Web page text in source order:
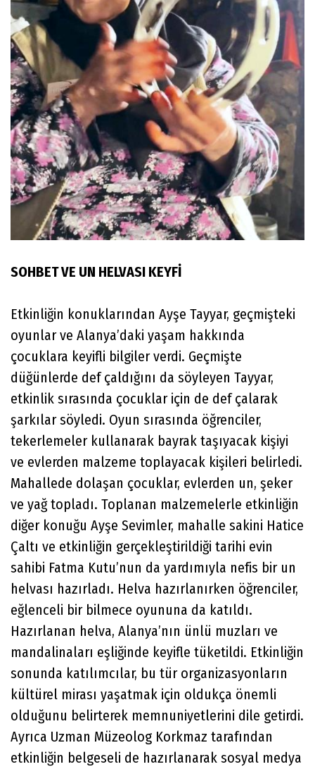
SOHBET VE UN HELVASI KEYFİ
Etkinliğin konuklarından Ayşe Tayyar, geçmişteki
oyunlar ve Alanya’daki yaşam hakkında
çocuklara keyifli bilgiler verdi. Geçmişte
düğünlerde def çaldığını da söyleyen Tayyar,
etkinlik sırasında çocuklar için de def çalarak
şarkılar söyledi. Oyun sırasında öğrenciler,
tekerlemeler kullanarak bayrak taşıyacak kişiyi
ve evlerden malzeme toplayacak kişileri belirledi.
Mahallede dolaşan çocuklar, evlerden un, şeker
ve yağ topladı. Toplanan malzemelerle etkinliğin
diğer konuğu Ayşe Sevimler, mahalle sakini Hatice
Çaltı ve etkinliğin gerçekleştirildiği tarihi evin
sahibi Fatma Kutu’nun da yardımıyla nefis bir un
helvası hazırladı. Helva hazırlanırken öğrenciler,
eğlenceli bir bilmece oyununa da katıldı.
Hazırlanan helva, Alanya’nın ünlü muzları ve
mandalinaları eşliğinde keyifle tüketildi. Etkinliğin
sonunda katılımcılar, bu tür organizasyonların
kültürel mirası yaşatmak için oldukça önemli
olduğunu belirterek memnuniyetlerini dile getirdi.
Ayrıca Uzman Müzeolog Korkmaz tarafından
etkinliğin belgeseli de hazırlanarak sosyal medya